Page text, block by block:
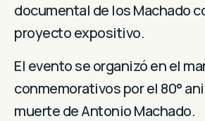
documental de los Machado
proyecto expositivo.
El evento se organizó en el
conmemorativos por el 80°
muerte de Antonio Machado.